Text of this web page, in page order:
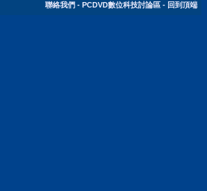
聯絡我們 - PCDVD數位科技討論區 - 回到頂端